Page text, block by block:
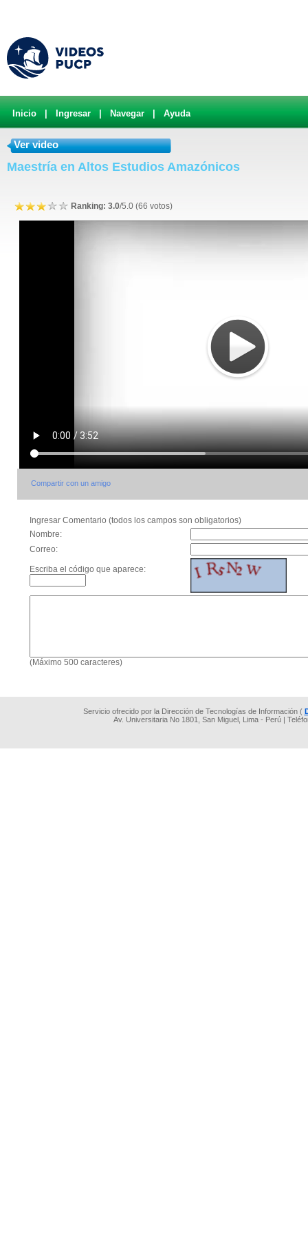
Inicio Ingresar Navegar Ayuda
Ver video
Maestría en Altos Estudios Amazónicos
Ranking: 3.0/5.0 (66 votos)
Compartir con un amigo
Ingresar Comentario (todos los campos son obligatorios)
Nombre:
Correo:
Escriba el código que aparece:
(Máximo 500 caracteres)
Servicio ofrecido por la Dirección de Tecnologías de Información (
Av. Universitaria No 1801, San Miguel, Lima - Perú |